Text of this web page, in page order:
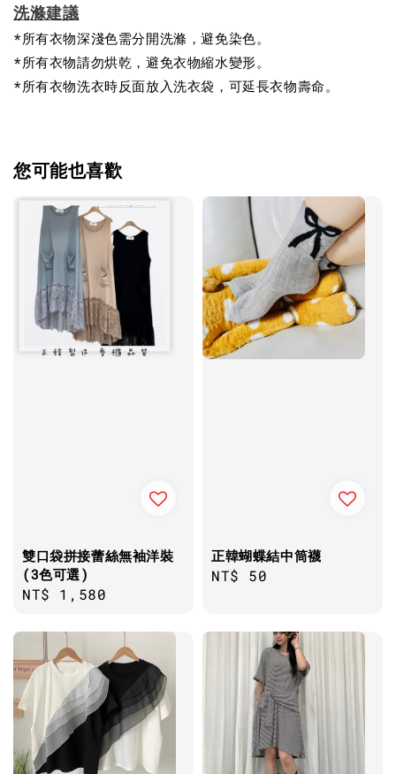
洗滌建議
*所有衣物深淺色需分開洗滌，避免染色。
*所有衣物請勿烘乾，避免衣物縮水變形。
*所有衣物洗衣時反面放入洗衣袋，可延長衣物壽命。
您可能也喜歡
雙口袋拼接蕾絲無袖洋裝
(3色可選)
Regular
NT$ 1,580
正韓蝴蝶結中筒襪
Regular
NT$ 50